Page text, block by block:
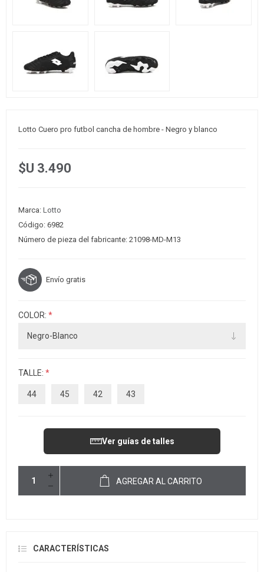
Lotto Cuero pro futbol cancha de hombre - Negro y blanco
$U 3.490
Marca: Lotto
Código: 6982
Número de pieza del fabricante: 21098-MD-M13
Envío gratis
COLOR: *
TALLE: *
44 45 42 43
Ver guías de talles
AGREGAR AL CARRITO
CARACTERÍSTICAS